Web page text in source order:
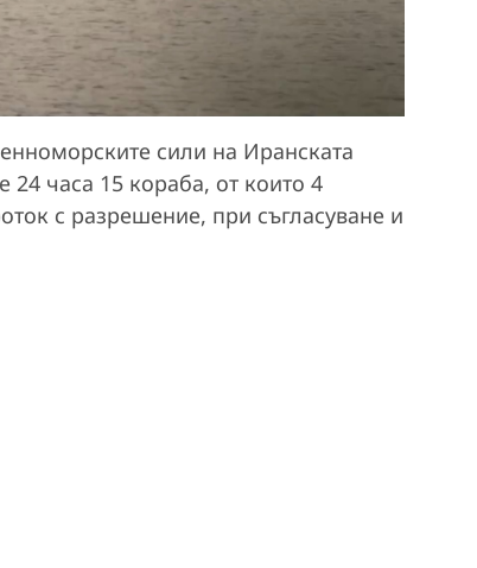
сили на Иранската
часа 15 кораба, от които 4
с разрешение, при съгласуване и